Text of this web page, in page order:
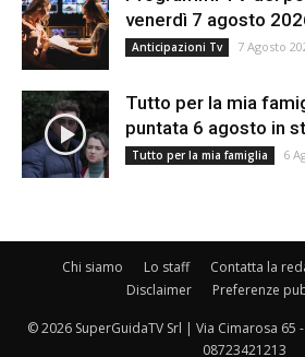
venerdì 7 agosto
Anticipazioni Tv 7 Agosto
Tutto per la mia
puntata 6 agosto in
Tutto per la mia famiglia 6
Chi siamo Lo staff Contatta la
Disclaimer
Preferenze
© 2026 SuperGuidaTV Srl | Via Cimarosa 65
08723421213